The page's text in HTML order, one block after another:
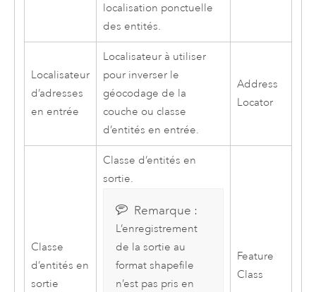
localisation ponctuelle
des entités.
Localisateur
d’adresses
en entrée
Localisateur à utiliser
pour inverser le
géocodage de la
couche ou classe
d’entités en entrée.
Address
Locator
Classe
d’entités en
sortie
Classe d’entités en
sortie.
Remarque :
L’enregistrement
de la sortie au
format shapefile
n’est pas pris en
Feature
Class